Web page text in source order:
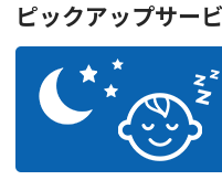
ピックアップサー